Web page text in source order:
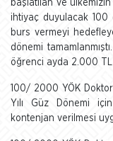
başlatılan ve
ihtiyaç duyulacak
burs vermeyi
dönemi
öğrenci ayda 2.000 TL
100/ 2000 YÖK
Yılı Güz Dönemi
kontenjan verilmesi